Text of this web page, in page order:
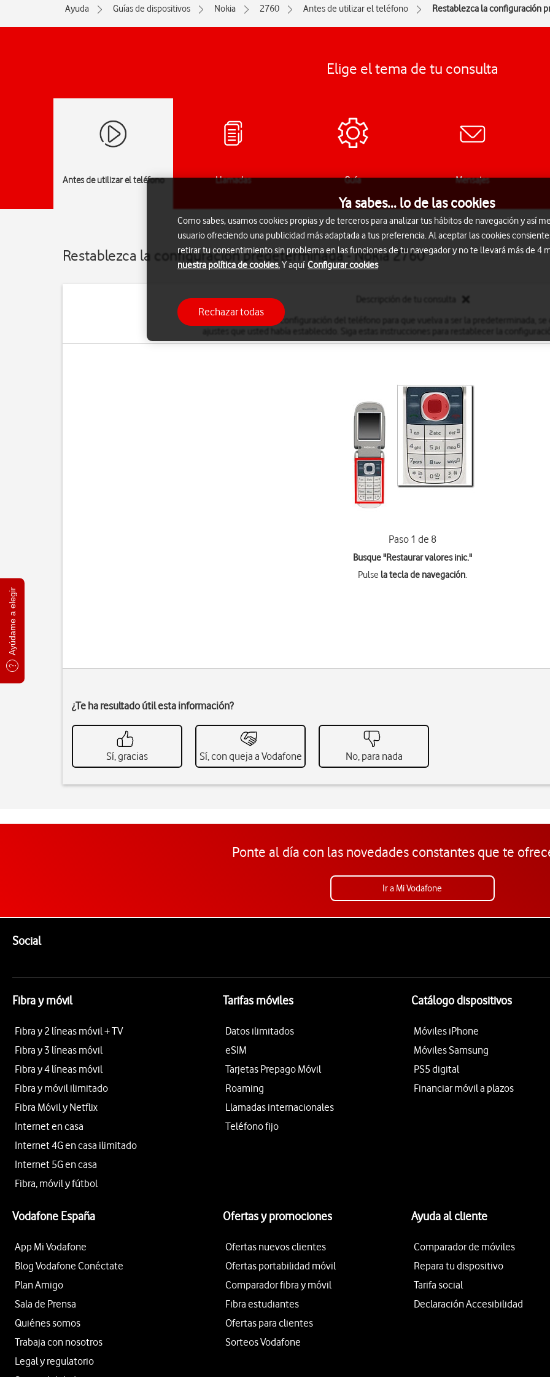
Ayúdame a elegir
Ayuda Guías de dispositivos Nokia 2760 Antes de utilizar el teléfono Restablezca la configuración
Elige el tema de tu consulta
Antes de utilizar el teléfono Llamadas Guía Mensajes
Restablezca la configuración predeterminada - Nokia 2760
Cuando se restablece la configuración del teléfono para que vuelva a ser la predeterminada,
Paso 1 de 8
Busque "Restaurar valores inic."
Pulse la tecla de navegación.
¿Te ha resultado útil esta información?
Sí, gracias Sí, con queja a Vodafone No, para nada
Ponte al día con las novedades constantes que te
Ir a Mi Vodafone
SocialEnlaces a las redes sociales de Vodafone
Fibra y móvil
Fibra y 2 líneas móvil + TV
Fibra y 3 líneas móvil
Fibra y 4 líneas móvil
Fibra y móvil ilimitado
Fibra Móvil y Netflix
Internet en casa
Internet 4G en casa ilimitado
Internet 5G en casa
Fibra, móvil y fútbol
Tarifas móviles
Datos ilimitados
eSIM
Tarjetas Prepago Móvil
Roaming
Llamadas internacionales
Teléfono fijo
Catálogo dispositivos
Móviles iPhone
Móviles Samsung
PS5 digital
Financiar móvil a plazos
Vodafone España
App Mi Vodafone
Blog Vodafone Conéctate
Plan Amigo
Sala de Prensa
Quiénes somos
Trabaja con nosotros
Legal y regulatorio
Ofertas y promociones
Ofertas nuevos clientes
Ofertas portabilidad móvil
Comparador fibra y móvil
Fibra estudiantes
Ofertas para clientes
Sorteos Vodafone
Ayuda al cliente
Comparador de móviles
Repara tu dispositivo
Tarifa social
Declaración Accesibilidad
Ya sabes... lo de las cookies
Como sabes, usamos cookies propias y de terceros para analizar tus hábitos de navegación y así
usuario ofreciendo una publicidad más adaptada a tus preferencia. Al aceptar las cookies
retirar tu consentimiento sin problema en las funciones de tu navegador y no te llevará más de 4
nuestra política de cookies.Y aquí Configurar cookies
Rechazar todas